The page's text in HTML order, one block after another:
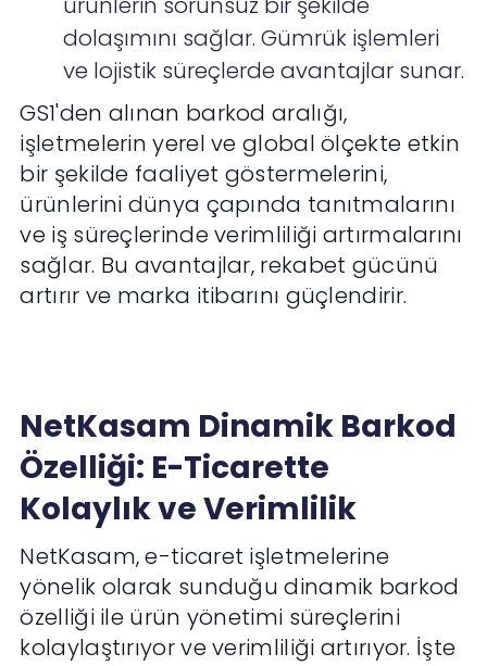
dolaşımını sağlar. Gümrük işlemleri
ve lojistik süreçlerde avantajlar sunar.
GS1'den alınan barkod aralığı,
işletmelerin yerel ve global ölçekte etkin
bir şekilde faaliyet göstermelerini,
ürünlerini dünya çapında tanıtmalarını
ve iş süreçlerinde verimliliği artırmalarını
sağlar. Bu avantajlar, rekabet gücünü
artırır ve marka itibarını güçlendirir.
NetKasam Dinamik Barkod
Özelliği: E-Ticarette
Kolaylık ve Verimlilik
NetKasam, e-ticaret işletmelerine
yönelik olarak sunduğu dinamik barkod
özelliği ile ürün yönetimi süreçlerini
kolaylaştırıyor ve verimliliği artırıyor. İşte